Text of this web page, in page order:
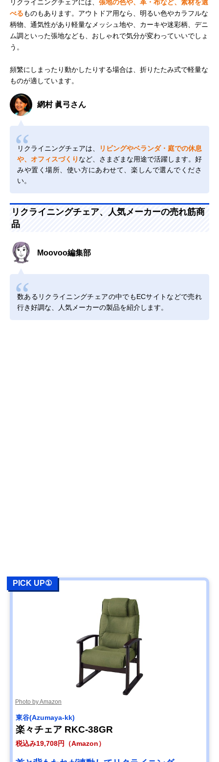
リクライニングチェアには、 張地の色や、革・布など、素材を選
べるものもあります。アウトドア用なら、明るい色やカラフルな
柄物、通気性があり軽量なメッシュ地や、カーキや迷彩柄、デニ
ム調といった張地なども、おしゃれで気分が変わっていいでしょ
う。
頻繁にしまったり動かしたりする場合は、折りたたみ式で軽量な
ものが適しています。
網村 眞弓さん
リクライニングチェアは、
リビングやベランダ・庭での休息
や、オフィスづくり など、さまざまな用途で活躍します。好
みや置く場所、使い方にあわせて、楽しんで選んでくださ
い。
リクライニングチェア、人気メーカーの売れ筋商
品
Moovoo編集部
数あるリクライニングチェアの中でもECサイトなどで売れ
行き好調な、人気メーカーの製品を紹介します。
PICK UP①
Photo by Amazon
東谷(Azumaya-kk)
楽々チェア RKC-38GR
税込み19,708円（Amazon）